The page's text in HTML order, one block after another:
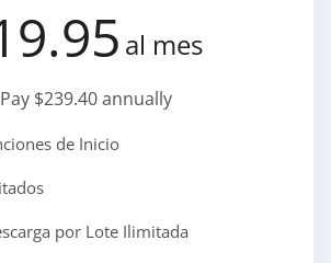
al mes
Pay $239.40 annually
de Inicio
por Lote Ilimitada